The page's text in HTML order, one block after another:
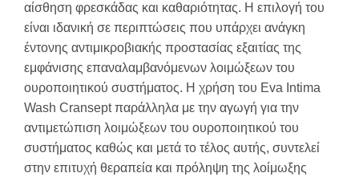
αίσθηση φρεσκάδας και καθαριότητας. Η επιλογή του
είναι ιδανική σε περιπτώσεις που υπάρχει ανάγκη
έντονης αντιμικροβιακής προστασίας εξαιτίας της
εμφάνισης επαναλαμβανόμενων λοιμώξεων του
ουροποιητικού συστήματος. Η χρήση του Eva Intima
Wash Cransept παράλληλα με την αγωγή για την
αντιμετώπιση λοιμώξεων του ουροποιητικού του
συστήματος καθώς και μετά το τέλος αυτής, συντελεί
στην επιτυχή θεραπεία και πρόληψη της λοίμωξης